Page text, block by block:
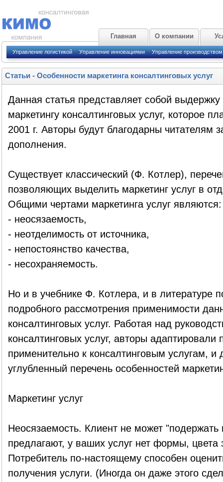
Главная О компании
Управление логистикой Управление инновациями Управление производством
Статьи- Особенности маркетинга консалтинговых услуг
Данная статья представляет собой
маркетингу консалтинговых услуг, которое
2001 г. Авторы будут благодарны читателям
дополнения.
Существует классический (Ф. Котлер),
позволяющих выделить маркетинг услуг в
Общими чертами маркетинга услуг являются:
- неосязаемость,
- неотделимость от источника,
- непостоянство качества,
- несохраняемость.
Но и в учебнике Ф. Котлера, и в литературе
подробного рассмотрения применимости
консалтинговых услуг. Работая над
консалтинговых услуг, авторы адаптировали
применительно к консалтинговым услугам, и
углубленный перечень особенностей
Маркетинг услуг
Неосязаемость. Клиент не может "подержать
предлагают, у ваших услуг нет формы, цвета
Потребитель по-настоящему способен
получения услуги. (Иногда он даже этого